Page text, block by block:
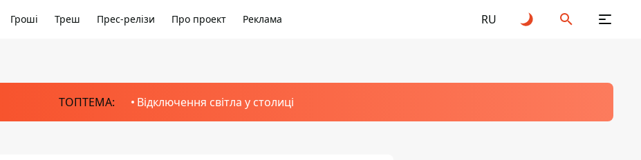
Гроші Треш Прес-релізи Про проект Реклама RU
ТОПТЕМА: Відключення світла у столиці